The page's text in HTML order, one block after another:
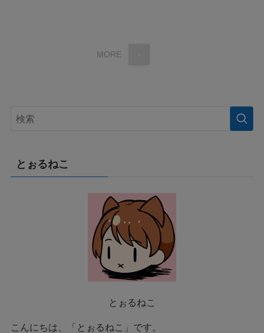
MORE
とぉるねこ
とぉるねこ
こんにちは、「とぉるねこ」です。